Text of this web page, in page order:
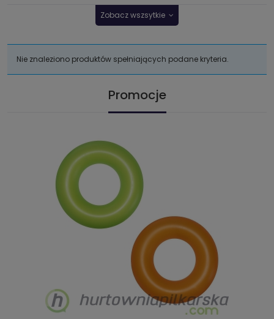
Zobacz wszsytkie
Nie znaleziono produktów spełniających podane kryteria.
Promocje